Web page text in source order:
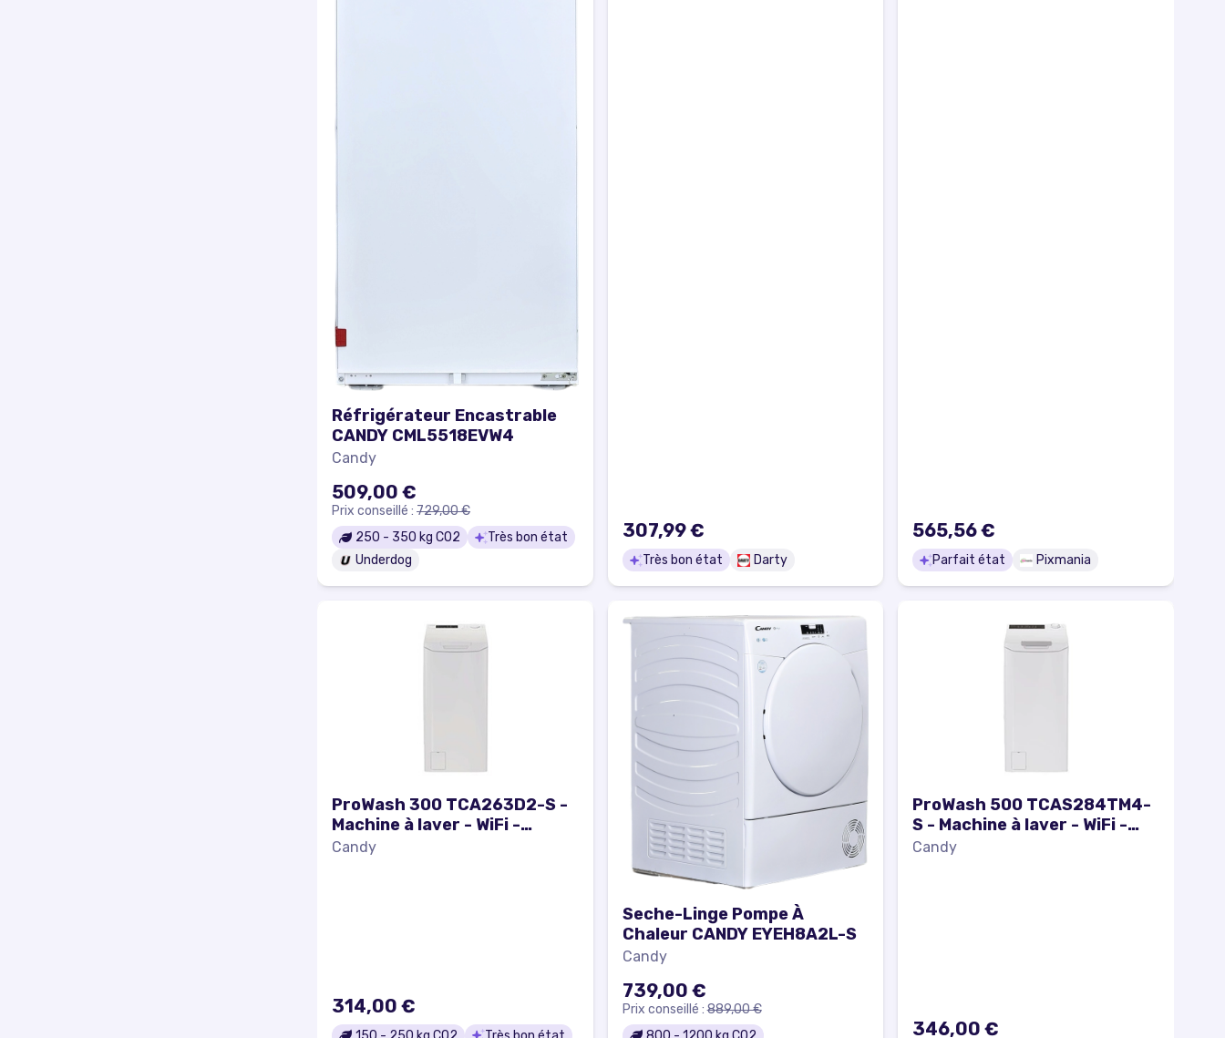
Réfrigérateur Encastrable
CANDY CML5518EVW4
Candy
509,00 €
Prix conseillé : 729,00 €
250 - 350 kg CO2
Très bon état
Underdog
307,99 €
Très bon état Darty
565,56 €
Parfait état Pixmania
ProWash 300 TCA263D2-S -
Machine à laver - WiFi -
largeur : 41 cm - profondeur :
Candy
314,00 €
Seche-Linge Pompe À
Chaleur CANDY EYEH8A2L-S
Candy
739,00 €
Prix conseillé : 889,00 €
ProWash 500 TCAS284TM4-
S - Machine à laver - WiFi -
largeur : 41 cm - profondeur :
Candy
346,00 €